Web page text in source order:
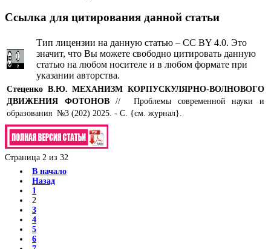
Ссылка для цитирования данной статьи
Тип лицензии на данную статью – CC BY 4.0. Это
значит, что Вы можете свободно цитировать данную
статью на любом носителе и в любом формате при
указании авторства.
Стеценко В.Ю.МЕХАНИЗМ КОРПУСКУЛЯРНО-ВОЛНОВОГО
ДВИЖЕНИЯ ФОТОНОВ// Проблемы современной науки и
образования №3 (202) 2025. - С. {см. журнал}.
Страница 2 из 32
В начало
Назад
1
2
3
4
5
6